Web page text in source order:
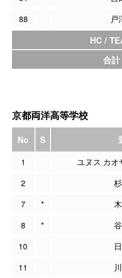
88
戸
HC /
合計
京都両洋高等学校
No S
1 ユヌス カオ
2
7
*
8
*
10
11